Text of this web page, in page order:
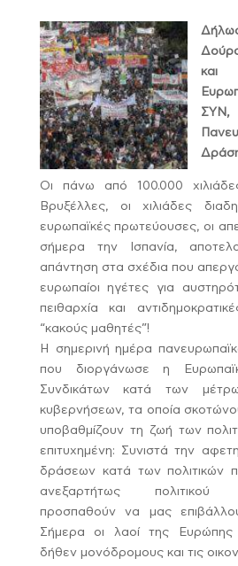
Οι πάνω από 100.000
Βρυξέλλες, οι χιλιάδες
ευρωπαϊκές πρωτεύουσες, οι
σήμερα την Ισπανία,
απάντηση στα σχέδια που
ευρωπαίοι ηγέτες για
πειθαρχία και
“κακούς μαθητές”!
Η σημερινή ημέρα
που διοργάνωσε η
Συνδικάτων κατά των
κυβερνήσεων, τα οποία
υποβαθμίζουν τη ζωή των
επιτυχημένη: Συνιστά την
δράσεων κατά των πολιτικών
ανεξαρτήτως πολιτικού
προσπαθούν να μας
Σήμερα οι λαοί της Ευρώπης
δήθεν μονόδρομους και τις